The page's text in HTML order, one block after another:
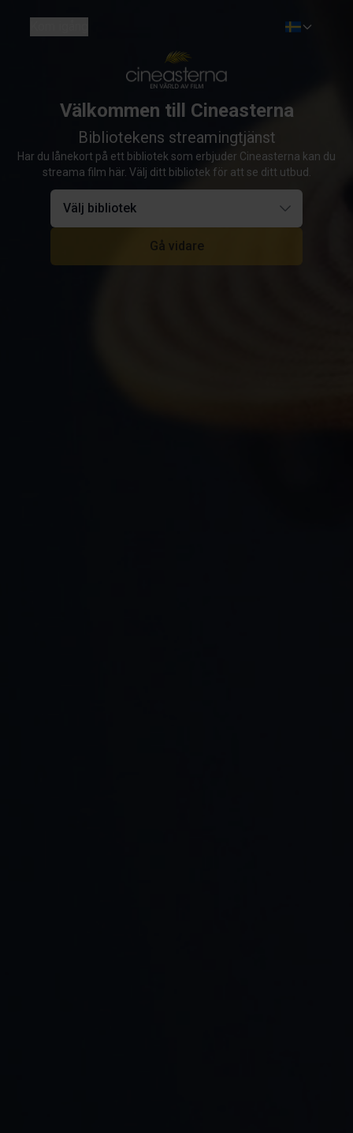
Välkommen till Cineasterna
Bibliotekens streamingtjänst
Har du lånekort på ett bibliotek som erbjuder Cineasterna kan du
streama film här. Välj ditt bibliotek för att se ditt utbud.
Välj bibliotek
Gå vidare